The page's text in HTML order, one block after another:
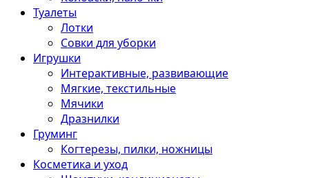
Туалеты
Лотки
Совки для уборки
Игрушки
Интерактивные, развивающие
Мягкие, текстильные
Мячики
Дразнилки
Груминг
Когтерезы, пилки, ножницы
Косметика и уход